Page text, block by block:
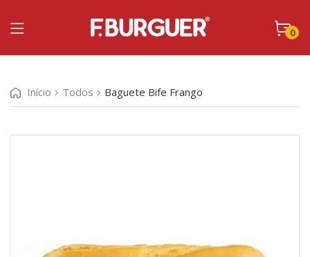
0
Início Todos Baguete Bife Frango